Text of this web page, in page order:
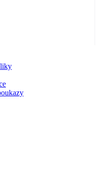
www.kalaswear.sk
www.kalaswear.sk
www.kalaswear.sk